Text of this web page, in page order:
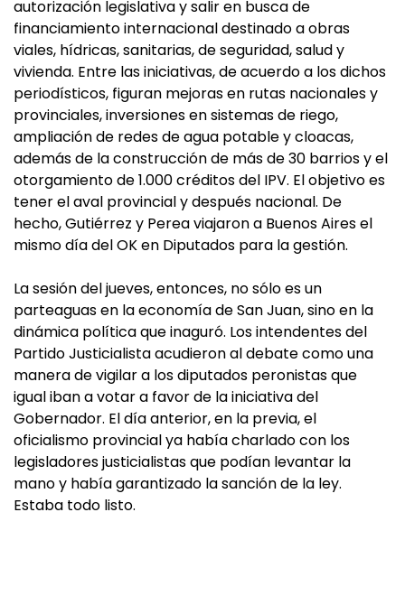
autorización legislativa y salir en busca de
financiamiento internacional destinado a obras
viales, hídricas, sanitarias, de seguridad, salud y
vivienda. Entre las iniciativas, de acuerdo a los dichos
periodísticos, figuran mejoras en rutas nacionales y
provinciales, inversiones en sistemas de riego,
ampliación de redes de agua potable y cloacas,
además de la construcción de más de 30 barrios y el
otorgamiento de 1.000 créditos del IPV. El objetivo es
tener el aval provincial y después nacional. De
hecho, Gutiérrez y Perea viajaron a Buenos Aires el
mismo día del OK en Diputados para la gestión.
La sesión del jueves, entonces, no sólo es un
parteaguas en la economía de San Juan, sino en la
dinámica política que inaguró. Los intendentes del
Partido Justicialista acudieron al debate como una
manera de vigilar a los diputados peronistas que
igual iban a votar a favor de la iniciativa del
Gobernador. El día anterior, en la previa, el
oficialismo provincial ya había charlado con los
legisladores justicialistas que podían levantar la
mano y había garantizado la sanción de la ley.
Estaba todo listo.